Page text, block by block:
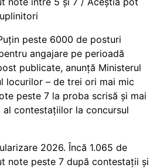
peste 6000 de posturi
angajare pe perioadă
publicate, anunță Ministerul
locurilor – de trei ori mai mic
peste 7 la proba scrisă și mai
contestațiilor la concursul
2026. Încă 1.065 de
note peste 7 după contestații și